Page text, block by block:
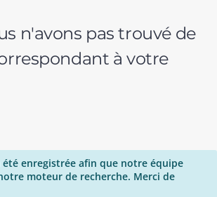
n'avons pas trouvé de
à votre
été enregistrée afin que notre équipe
moteur de recherche. Merci de